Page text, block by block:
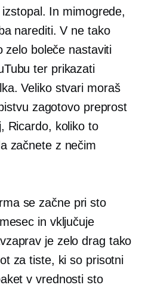
In mimogrede,
narediti. V ne tako
zelo boleče nastaviti
ter prikazati
Veliko stvari moraš
zagotovo preprost
Ricardo, koliko to
začnete z nečim
se začne pri sto
in vključuje
je zelo drag tako
za tiste, ki so prisotni
v vrednosti sto